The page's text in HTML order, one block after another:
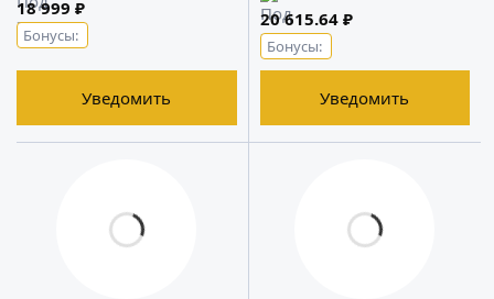
18 999 ₽
Бонусы:
Уведомить
20 615.64 ₽
Бонусы:
Уведомить